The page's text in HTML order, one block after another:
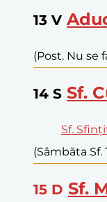
13 V
(Post. Nu se
14 S Sf.
Sf.
(Sâmbăta
15 D Sf.